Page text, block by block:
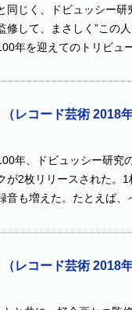
同じく、ドビュッシー
して、まさしく”この
年を迎えてのトリビュ
レコード芸術 2018
年、ドビュッシー研究
が2枚リリースされた。
音も増えた。たとえば
レコード芸術 2018